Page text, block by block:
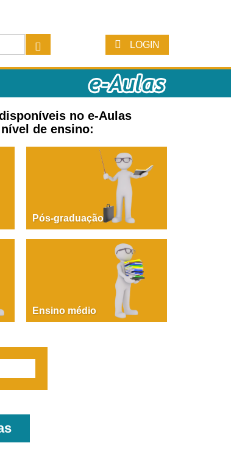
LOGIN
GIUSTINA BACCIN
partire! Aula 1 – parte 1
no e-Aulas
de ensino:
Pós-graduação
Ensino médio